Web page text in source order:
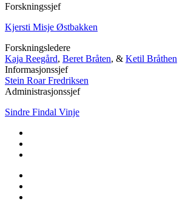
Forskningssjef
Kjersti Misje Østbakken
Forskningsledere
Kaja Reegård, Beret Bråten, & Ketil Bråthen
Informasjonssjef
Stein Roar Fredriksen
Administrasjonssjef
Sindre Findal Vinje